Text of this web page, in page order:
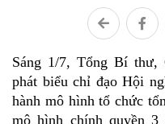
Sáng 1/7, Tổng Bí
phát biểu chỉ đạo Hội
hành mô hình tổ chức
mô hình chính quyền